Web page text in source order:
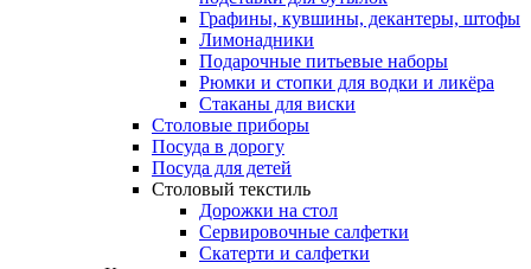
Графины, кувшины, декантеры, штофы
Лимонадники
Подарочные питьевые наборы
Рюмки и стопки для водки и ликёра
Стаканы для виски
Столовые приборы
Посуда в дорогу
Посуда для детей
Столовый текстиль
Дорожки на стол
Сервировочные салфетки
Скатерти и салфетки